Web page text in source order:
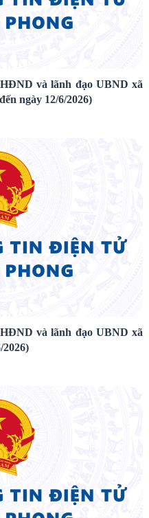
và lãnh đạo UBND xã
ngày 12/6/2026)
và lãnh đạo UBND xã
2026)